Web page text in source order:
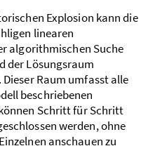
Explosion kann die
linearen
algorithmischen Suche
der Lösungs­raum
Raum umfasst alle
beschriebenen
Schritt für Schritt
werden, ohne
anschauen zu